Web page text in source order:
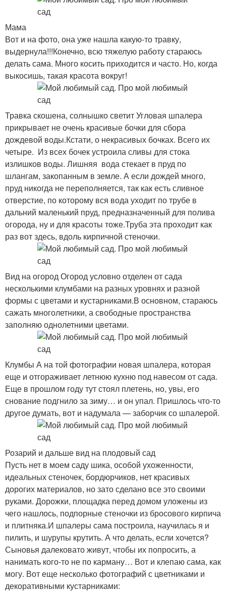
Мама
Вот и на фото, она уже нашла какую-то травку,
выдернула!!!Конечно, всю тяжелую работу стараюсь
делать сама. Много косить приходится и часто. Но, когда
выкосишь, такая красота вокруг!
Травка скошена, солнышко светит Угловая шпалера
прикрывает не очень красивые бочки для сбора
дождевой воды.Кстати, о некрасивых бочках. Всего их
четыре. Из всех бочек устроила сливы для стока
излишков воды. Лишняя вода стекает в пруд по
шлангам, закопанным в земле. А если дождей много,
пруд никогда не переполняется, так как есть сливное
отверстие, по которому вся вода уходит по трубе в
дальний маленький пруд, предназначенный для полива
огорода, ну и для красоты тоже.Труба эта проходит как
раз вот здесь, вдоль кирпичной стеночки.
Вид на огород Огород условно отделен от сада
несколькими клумбами на разных уровнях и разной
формы с цветами и кустарниками.В основном, стараюсь
сажать многолетники, а свободные пространства
заполняю однолетними цветами.
Клумбы А на той фотографии новая шпалера, которая
еще и отгораживает летнюю кухню под навесом от сада.
Еще в прошлом году тут стоял плетень, но, увы, его
снование подгнило за зиму… и он упал. Пришлось что-то
другое думать, вот и надумала — заборчик со шпалерой.
Розарий и дальше вид на плодовый сад
Пусть нет в моем саду шика, особой ухоженности,
идеальных стеночек, бордюрчиков, нет красивых
дорогих материалов, но зато сделано все это своими
руками. Дорожки, площадка перед домом уложены из
чего нашлось, подпорные стеночки из бросового кирпича
и плитняка.И шпалеры сама построила, научилась я и
пилить, и шурупы крутить. А что делать, если хочется?
Сыновья далековато живут, чтобы их попросить, а
нанимать кого-то не по карману… Вот и клепаю сама, как
могу. Вот еще несколько фотографий с цветниками и
декоративными кустарниками: